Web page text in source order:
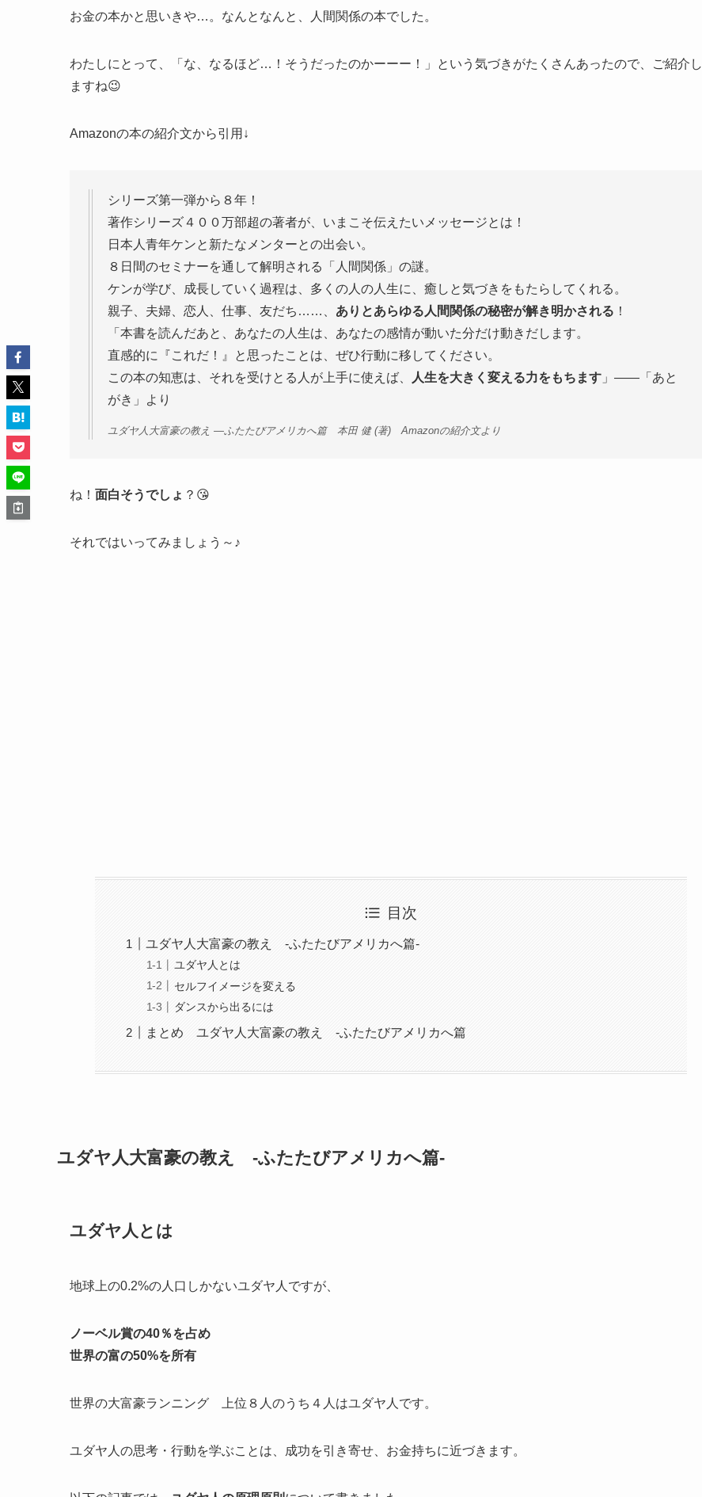
お金の本かと思いきや…。なんとなんと、 人間関係の本でした 。
わたしにとって、「な、なるほど…！そうだったのかーーー！」という気づきがたくさんあったので、ご紹介し
ますね😉
Amazonの本の紹介文から引用↓
シリーズ第一弾から８年！
著作シリーズ４００万部超の著者が、いまこそ伝えたいメッセージとは！
日本人青年ケンと新たなメンターとの出会い。
８日間のセミナーを通して解明される「人間関係」の謎。
ケンが学び、成長していく過程は、多くの人の人生に、癒しと気づきをもたらしてくれる。
親子、夫婦、恋人、仕事、友だち……、 ありとあらゆる人間関係の秘密が解き明かされる ！
「本書を読んだあと、あなたの人生は、あなたの感情が動いた分だけ動きだします。
直感的に『これだ！』と思ったことは、ぜひ行動に移してください。
この本の知恵は、それを受けとる人が上手に使えば、
人生を大きく変える力をもちます 」――「あと
がき」より
ユダヤ人大富豪の教え ―ふたたびアメリカへ篇 本田 健 (著) Amazonの紹介文より
ね！ 面白そうでしょ ？😘
それではいってみましょう～♪
目次
ユダヤ人大富豪の教え -ふたたびアメリカへ篇-
ユダヤ人とは
セルフイメージを変える
ダンスから出るには
まとめ ユダヤ人大富豪の教え -ふたたびアメリカへ篇
ユダヤ人大富豪の教え -ふたたびアメリカへ篇-
ユダヤ人とは
地球上の0.2%の人口しかないユダヤ人ですが、
ノーベル賞の40％を占め
世界の富の50%を所有
世界の大富豪ランニング 上位８人のうち４人はユダヤ人です。
ユダヤ人の思考・行動を学ぶことは、成功を引き寄せ、お金持ちに近づきます。